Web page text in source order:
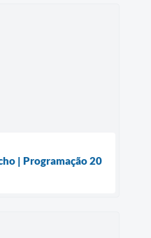
| Programação 20